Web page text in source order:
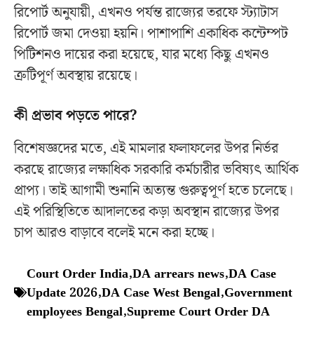
রিপোর্ট অনুযায়ী, এখনও পর্যন্ত রাজ্যের তরফে স্ট্যাটাস
রিপোর্ট জমা দেওয়া হয়নি। পাশাপাশি একাধিক কন্টেম্পট
পিটিশনও দায়ের করা হয়েছে, যার মধ্যে কিছু এখনও
ত্রুটিপূর্ণ অবস্থায় রয়েছে।
কী প্রভাব পড়তে পারে?
বিশেষজ্ঞদের মতে, এই মামলার ফলাফলের উপর নির্ভর
করছে রাজ্যের লক্ষাধিক সরকারি কর্মচারীর ভবিষ্যৎ আর্থিক
প্রাপ্য। তাই আগামী শুনানি অত্যন্ত গুরুত্বপূর্ণ হতে চলেছে।
এই পরিস্থিতিতে আদালতের কড়া অবস্থান রাজ্যের উপর
চাপ আরও বাড়াবে বলেই মনে করা হচ্ছে।
Court Order India,DA arrears news,DA Case
Update 2026,DA Case West Bengal,Government
employees Bengal,Supreme Court Order DA